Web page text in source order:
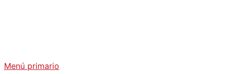
Menú primario